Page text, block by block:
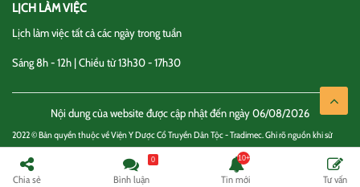
LỊCH LÀM VIỆC
Lịch làm việc tất cả các ngày trong tuần
Sáng 8h - 12h | Chiều từ 13h30 - 17h30
Nội dung của website được cập nhật đến ngày 06/08/2026
2022 © Bản quyền thuộc về Viện Y Dược Cổ Truyền Dân Tộc - Tradimec. Ghi rõ nguồn khi sử
Chính sách và điều khoản
Chia sẻ Bình luận
0
Tin mới Tư vấn